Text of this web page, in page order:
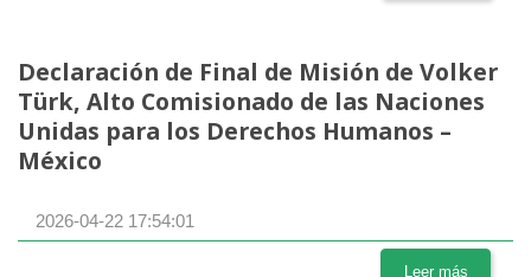
Declaración de Final de Misión de Volker
Türk, Alto Comisionado de las Naciones
Unidas para los Derechos Humanos –
México
2026-04-22 17:54:01
Leer más